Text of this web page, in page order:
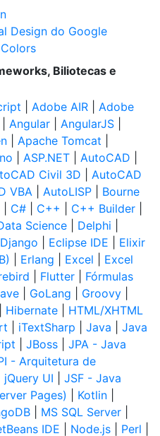
Design do Google
Biliotecas e
Adobe AIR
Adobe
Angular AngularJS
Apache Tomcat
ASP.NET AutoCAD
Civil 3D
AutoCAD
VBA AutoLISP
Bourne
C# C++ C++ Builder
Science Delphi
Django Eclipse IDE
Elixir
Erlang Excel
Excel
Flutter
Fórmulas
GoLang Groovy
Hibernate
HTML/XHTML
iTextSharp Java
Java
JBoss
JPA - Java
- Arquitetura de
jQuery UI
JSF - Java
Pages) Kotlin
MS SQL Server
IDE Node.js Perl